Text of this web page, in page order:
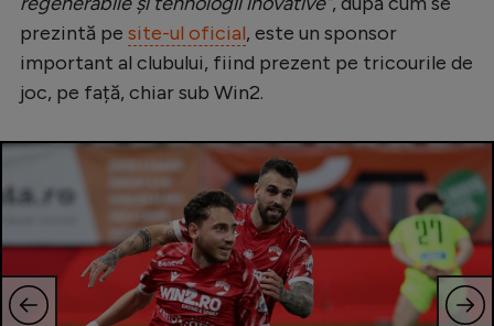
prezintă pe site-ul oficial, este un sponsor
important al clubului, fiind prezent pe tricourile de
joc, pe față, chiar sub Win2.